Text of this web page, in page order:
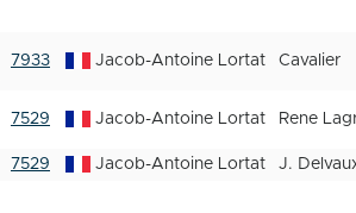
7933 Jacob-Antoine Lortat Cavalier
7529 Jacob-Antoine Lortat Rene
7529 Jacob-Antoine Lortat J.